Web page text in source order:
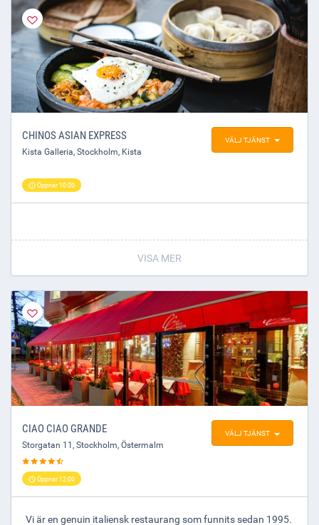
VÄLJ TJÄNST
CHINOS ASIAN EXPRESS
Kista Galleria, Stockholm, Kista
Öppnar 10:00
VISA MER
VÄLJ TJÄNST
CIAO CIAO GRANDE
Storgatan 11, Stockholm, Östermalm
Öppnar 12:00
Vi är en genuin italiensk restaurang som funnits sedan 1995.